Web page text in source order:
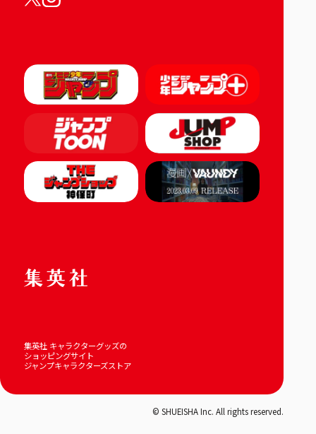
集英社 キャラクターグッズの
ショッピングサイト
ジャンプキャラクターズストア
© SHUEISHA Inc. All rights reserved.